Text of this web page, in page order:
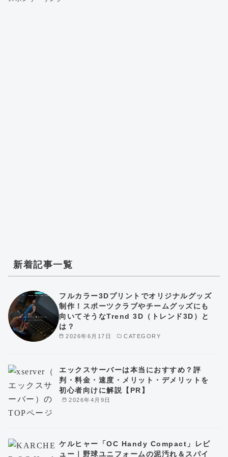
新着記事一覧
2026年6月17日 CATEGORY
フルカラー3Dプリントでオリジナルグッズ
制作！スポーツクラブやチームグッズにも
向いてそうなTrend 3D（トレンド3D）と
は？
2026年4月9日
エックスサーバーは本当におすすめ？評
判・料金・速度・メリット・デメリットを
初心者向けに解説【PR】
ケルヒャー「OC Handy Compact」レビ
ュー｜野球ユニフォームの泥汚れ＆スパイ